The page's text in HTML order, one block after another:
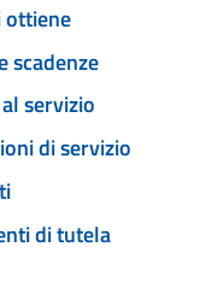
ottiene
scadenze
servizio
di servizio
di tutela